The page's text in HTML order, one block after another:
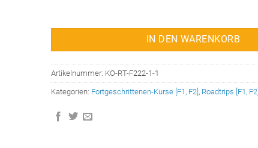
IN DEN WARENKORB
Artikelnummer: KO-RT-F222-1-1
Kategorien: Fortgeschrittenen-Kurse [F1, F2] , Roadtrips [F1, F2]